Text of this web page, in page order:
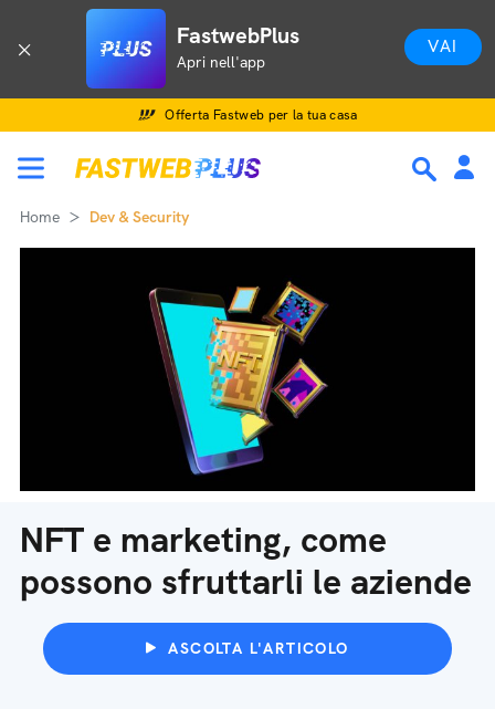
FastwebPlus
Apri nell'app
VAI
Offerta Fastweb per la tua casa
Home Dev & Security
NFT e marketing, come
possono sfruttarli le aziende
ASCOLTA L'ARTICOLO